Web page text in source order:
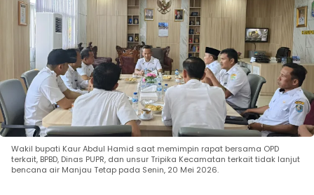
Wakil bupati Kaur Abdul Hamid saat memimpin rapat bersama OPD
terkait, BPBD, Dinas PUPR, dan unsur Tripika Kecamatan terkait tidak lanjut
bencana air Manjau Tetap pada Senin, 20 Mei 2026.